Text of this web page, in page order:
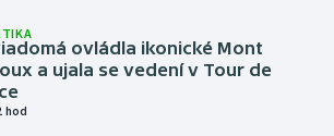
ovládla ikonické Mont
a ujala se vedení v Tour de
hod